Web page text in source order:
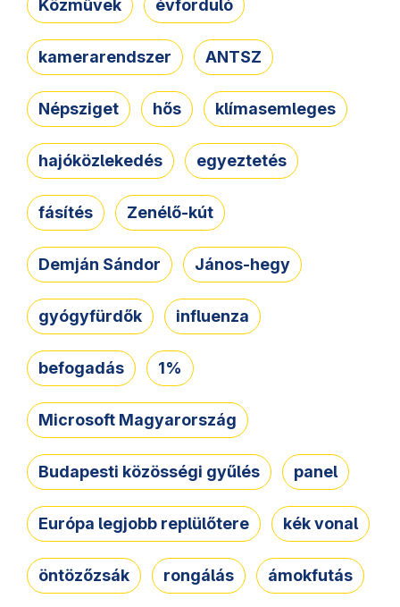
Közművek évforduló
kamerarendszer ANTSZ
Népsziget hős klímasemleges
hajóközlekedés egyeztetés
fásítés Zenélő-kút
Demján Sándor János-hegy
gyógyfürdők influenza
befogadás 1%
Microsoft Magyarország
Budapesti közösségi gyűlés panel
Európa legjobb replülőtere kék vonal
öntözőzsák rongálás ámokfutás